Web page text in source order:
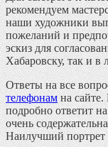
рекомендуем
наши художники
пожеланий и
эскиз для
Хабаровску, так и
Ответы на все
телефонамна сайте.
подробно ответит
очень
Наилучший портрет